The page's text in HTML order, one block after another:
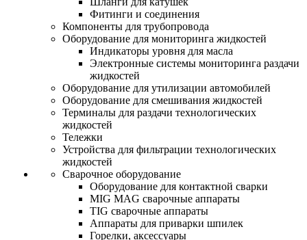
Фитинги и соединения
Компоненты для трубопровода
Оборудование для мониторинга жидкостей
Индикаторы уровня для масла
Электронные системы мониторинга раздачи
жидкостей
Оборудование для утилизации автомобилей
Оборудование для смешивания жидкостей
Терминалы для раздачи технологических
жидкостей
Тележки
Устройства для фильтрации технологических
жидкостей
Сварочное оборудование
Оборудование для контактной сварки
MIG MAG сварочные аппараты
TIG сварочные аппараты
Аппараты для приварки шпилек
Горелки, аксессуары